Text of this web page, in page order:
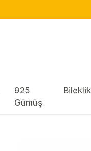
925
Gümüş
Bileklik